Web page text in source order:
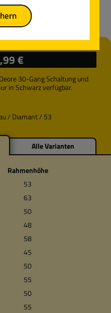
€
30-Gang Schaltung und
in Schwarz verfügbar.
/ Diamant / 53
Alle Varianten
Rahmenhöhe
53
63
50
48
58
45
50
55
50
55